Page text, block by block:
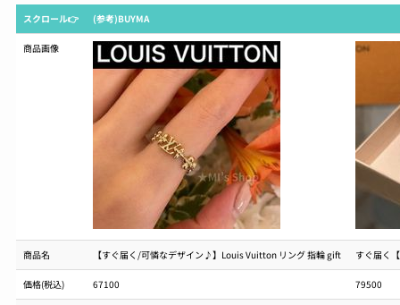
スクロール👉 (参考)BUYMA
商品画像
商品名 【すぐ届く/可憐なデザイン♪】Louis Vuitton リング 指輪 gift すぐ届く
価格(税込) 67100 79500